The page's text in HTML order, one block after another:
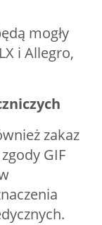
mogły
i Allegro,
zakaz
GIF